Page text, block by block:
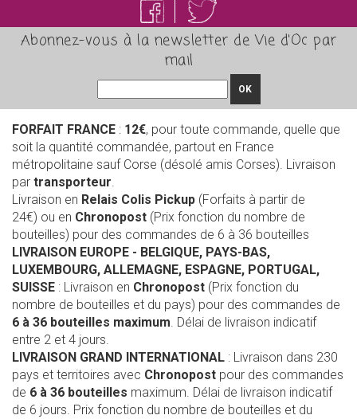
Abonnez-vous à la newsletter de Vie d'Oc par
mail
OK
FORFAIT FRANCE : 12€, pour toute commande, quelle que
soit la quantité commandée, partout en France
métropolitaine sauf Corse (désolé amis Corses). Livraison
par transporteur.
Livraison en Relais Colis Pickup (Forfaits à partir de
24€) ou en Chronopost (Prix fonction du nombre de
bouteilles) pour des commandes de 6 à 36 bouteilles
LIVRAISON EUROPE - BELGIQUE, PAYS-BAS,
LUXEMBOURG, ALLEMAGNE, ESPAGNE, PORTUGAL,
SUISSE : Livraison en Chronopost (Prix fonction du
nombre de bouteilles et du pays) pour des commandes de
6 à 36 bouteilles maximum. Délai de livraison indicatif
entre 2 et 4 jours.
LIVRAISON GRAND INTERNATIONAL : Livraison dans 230
pays et territoires avec Chronopost pour des commandes
de 6 à 36 bouteilles maximum. Délai de livraison indicatif
de 6 jours. Prix fonction du nombre de bouteilles et du